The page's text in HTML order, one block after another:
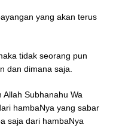
yang akan terus
tidak seorang pun
dan dimana saja.
Subhanahu Wa
hambaNya yang sabar
saja dari hambaNya